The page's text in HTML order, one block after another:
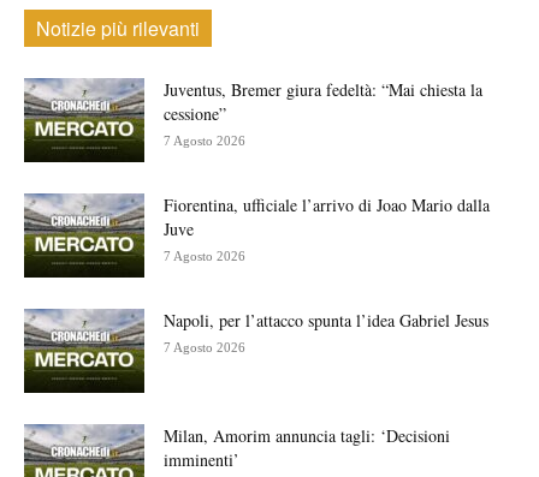
Notizie più rilevanti
Juventus, Bremer giura fedeltà: “Mai chiesta la
cessione”
7 Agosto 2026
Fiorentina, ufficiale l’arrivo di Joao Mario dalla
Juve
7 Agosto 2026
Napoli, per l’attacco spunta l’idea Gabriel Jesus
7 Agosto 2026
Milan, Amorim annuncia tagli: ‘Decisioni
imminenti’